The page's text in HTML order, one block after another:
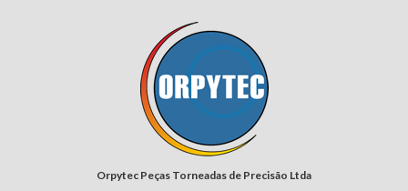
Orpytec Peças Torneadas de Precisão Ltda